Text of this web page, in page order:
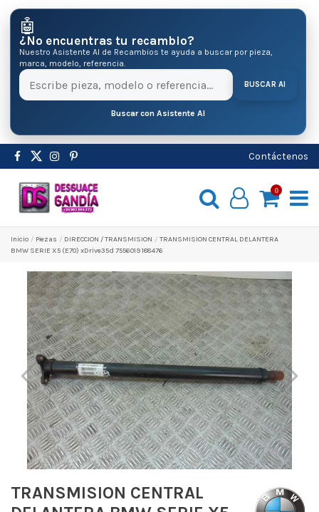
🤖
¿No encuentras tu recambio?
Nuestro Asistente AI de Recambios te ayuda a buscar por pieza,
marca, modelo, referencia.
BUSCAR AI
Buscar con Asistente AI
Contáctenos
0
Inicio Pіezas DIRECCION / TRANSMISION
TRANSMISION CENTRAL DELANTERA
BMW SERIE X5 (E70) xDrive35d 7556019 188476
TRANSMISION CENTRAL